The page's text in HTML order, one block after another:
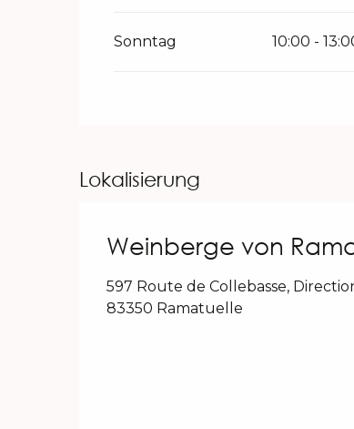
Sonntag 10:00 -
Lokalisierung
Weinberge von
597 Route de Collebasse,
83350 Ramatuelle